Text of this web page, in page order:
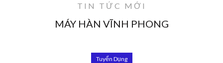
TIN TỨC MỚI
MÁY HÀN VĨNH PHONG
Tuyển Dụng